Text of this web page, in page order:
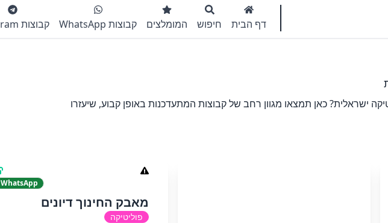
דף הבית חיפוש המומלצים קבוצות WhatsApp קבוצות Telegram
ישראלית? כאן תמצאו מגוון רחב של קבוצות המתעדכנות באופן קבוע, שיעזרו
WhatsApp
מאבק החינוך דיונים
פוליטיקה